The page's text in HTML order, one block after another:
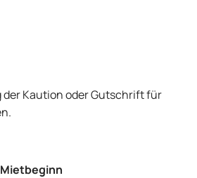
Kaution oder Gutschrift für